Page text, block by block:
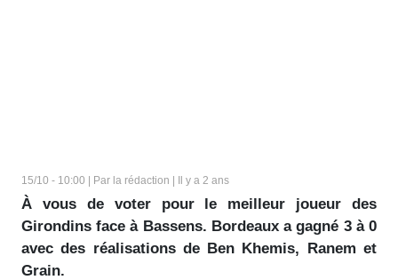
15/10 - 10:00 | Par la rédaction | Il y a 2 ans
À vous de voter pour le meilleur joueur des
Girondins face à Bassens. Bordeaux a gagné 3 à 0
avec des réalisations de Ben Khemis, Ranem et
Grain.